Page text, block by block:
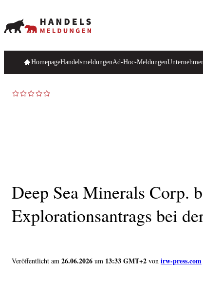
HomepageHandelsmeldungenAd-Hoc-Meldungen
Deep Sea Minerals Corp.
Explorationsantrags bei
Veröffentlicht am 26.06.2026 um 13:33 GMT+2 von irw-press.com